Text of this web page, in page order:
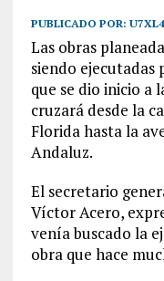
PUBLICADO POR: U7XL4
Las obras
siendo ejecutadas
que se dio inicio a
cruzará desde la
Florida hasta la
Andaluz.
El secretario
Víctor Acero,
venía buscado la
obra que hace